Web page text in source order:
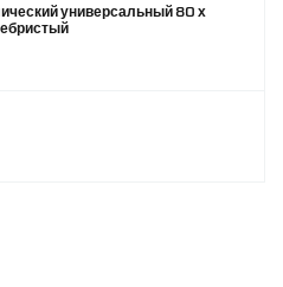
универсальный 80 х